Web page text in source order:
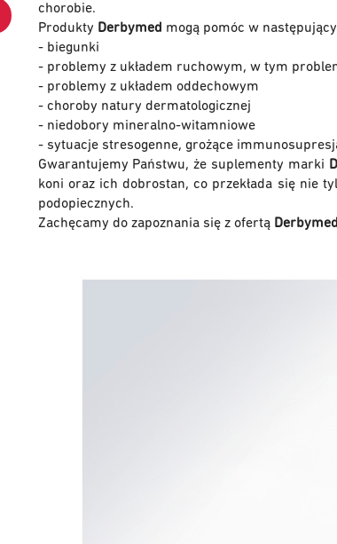
chorobie.
Produkty Derbymed mogą pomóc w
- biegunki
- problemy z układem ruchowym, w tym
- problemy z układem oddechowym
- choroby natury dermatologicznej
- niedobory mineralno-witamniowe
- sytuacje stresogenne, grożące
Gwarantujemy Państwu, że suplementy marki
koni oraz ich dobrostan, co przekłada się nie
podopiecznych.
Zachęcamy do zapoznania się z ofertą Derbymed